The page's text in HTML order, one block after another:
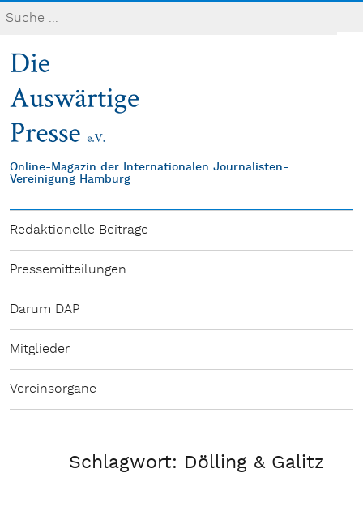
Online-Magazin der Internationalen Journalisten-
Vereinigung Hamburg
Redaktionelle Beiträge
Pressemitteilungen
Darum DAP
Mitglieder
Vereinsorgane
Schlagwort: Dölling & Galitz